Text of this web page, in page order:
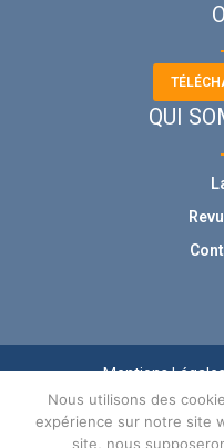
QUI
Mentions
Nous utilisons des
expérience sur notre site
site, nous